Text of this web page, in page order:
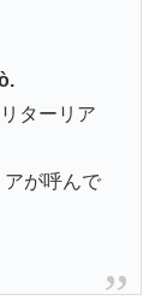
ターリア
が呼んで